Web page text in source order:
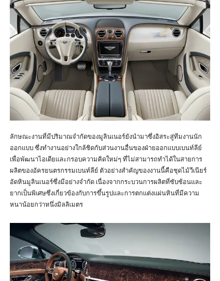
ลักษณะงานที่มีปริมาณจำกัดของมูลินเนอร์ยังนำมาซึ่งอิสระสู่ทีมงานนัก
ออกแบบ ซึ่งทำงานอย่างใกล้ชิดกับส่วนงานอื่นของฝ่ายออกแบบเบนท์ลีย์
เพื่อพัฒนาไอเดียและกรอบความคิดใหม่ๆ ที่ไม่สามารถทำได้ในสายการ
ผลิตของอัครยนตรกรรมเบนท์ลีย์ ตัวอย่างสำคัญของงานนี้คือชุดไม้วีเนียร์
อัดหินมูลินเนอร์ซึ่งมีอย่างจำกัด เนื่องจากกระบวนการผลิตที่ซับซ้อนและ
ยากเป็นพิเศษซึ่งเกี่ยวข้องกับการขึ้นรูปและการตกแต่งแผ่นหินที่มีความ
หนาน้อยกว่าหนึ่งมิลลิเมตร